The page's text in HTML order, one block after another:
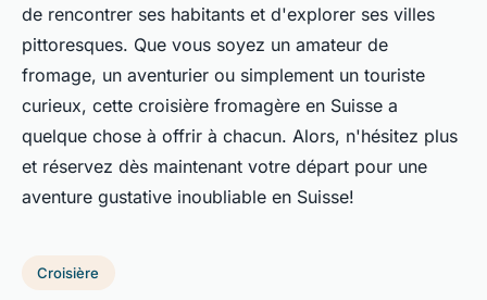
de rencontrer ses habitants et d'explorer ses villes
pittoresques. Que vous soyez un amateur de
fromage, un aventurier ou simplement un touriste
curieux, cette croisière fromagère en Suisse a
quelque chose à offrir à chacun. Alors, n'hésitez plus
et réservez dès maintenant votre départ pour une
aventure gustative inoubliable en Suisse!
Croisière